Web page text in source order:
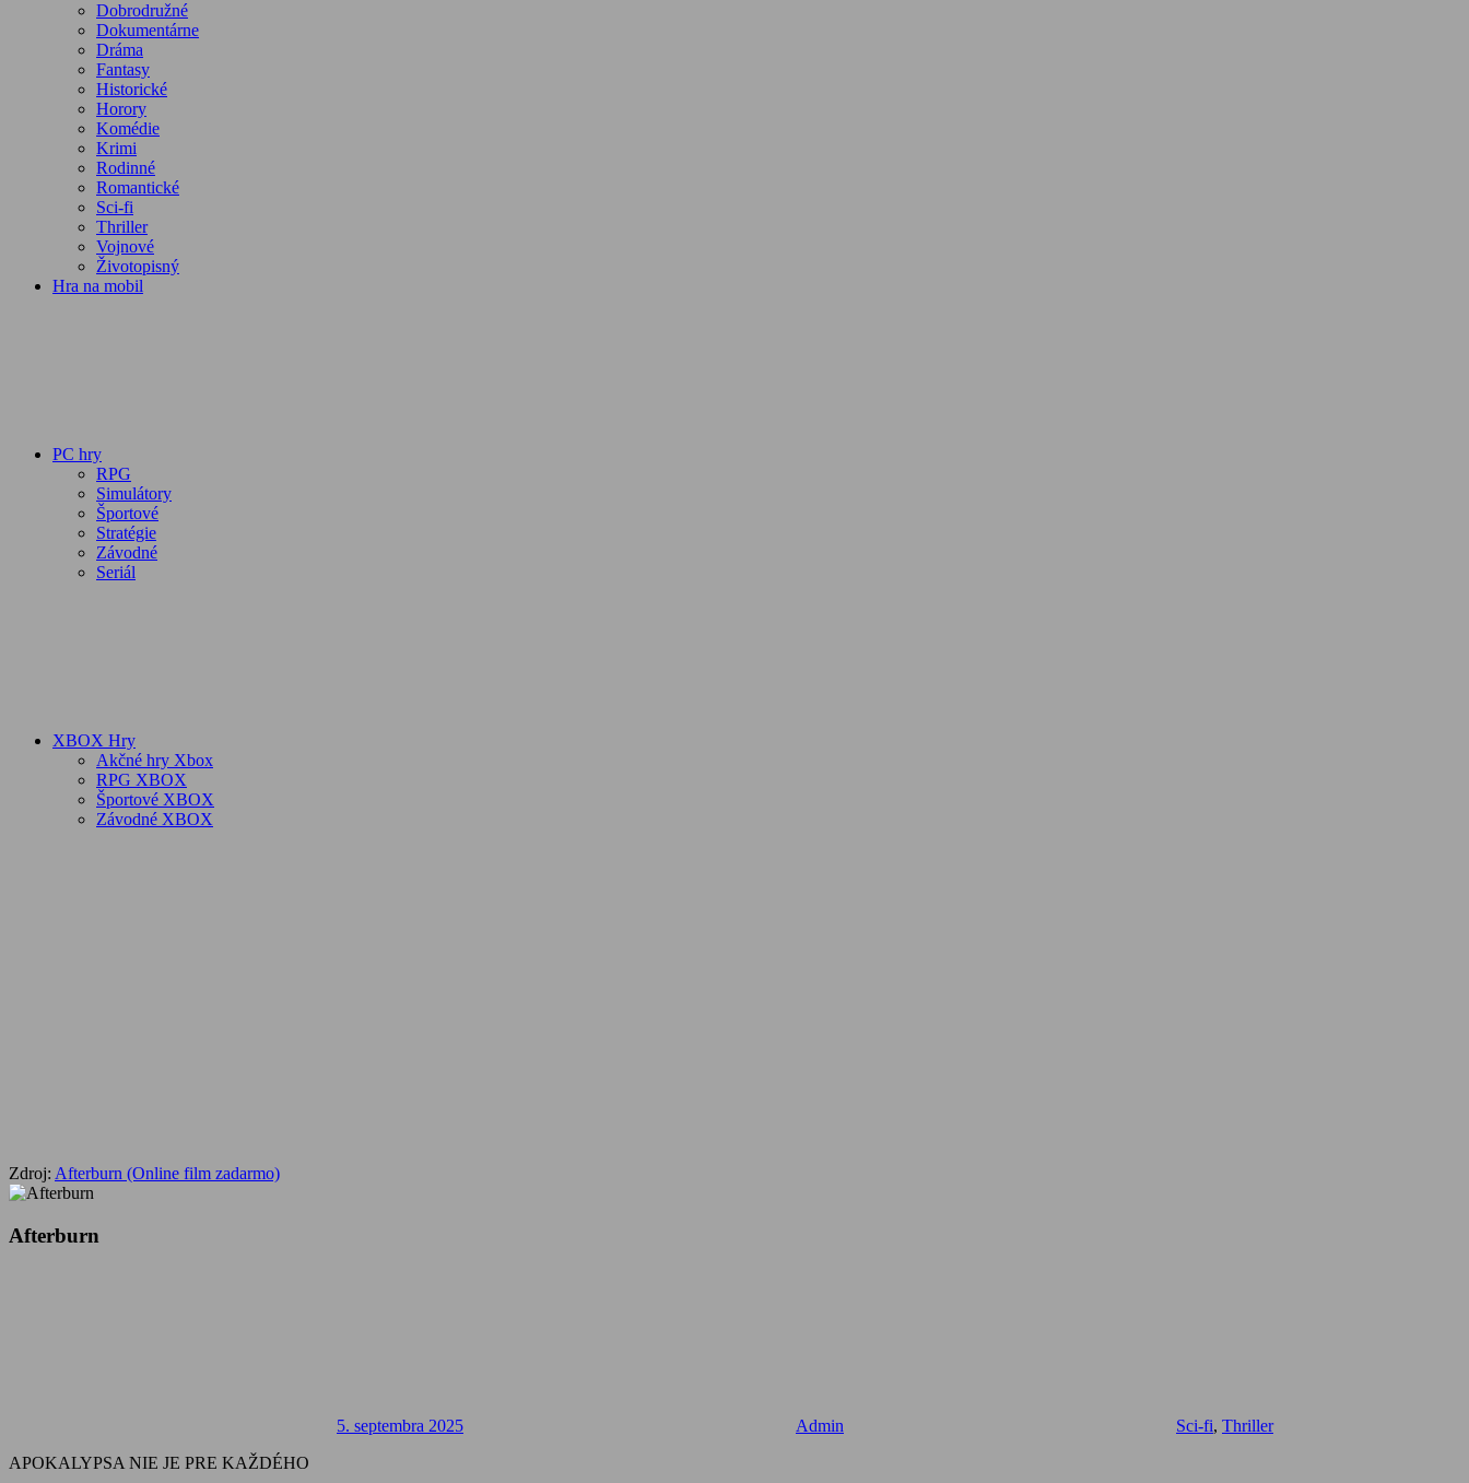
Dobrodružné
Dokumentárne
Dráma
Fantasy
Historické
Horory
Komédie
Krimi
Rodinné
Romantické
Sci-fi
Thriller
Vojnové
Životopisný
Hra na mobil
PC hry
RPG
Simulátory
Športové
Stratégie
Závodné
Seriál
XBOX Hry
Akčné hry Xbox
RPG XBOX
Športové XBOX
Závodné XBOX
Zdroj: Afterburn (Online film zadarmo)
Afterburn
5. septembra 2025 Admin Sci-fi, Thriller
APOKALYPSA NIE JE PRE KAŽDÉHO